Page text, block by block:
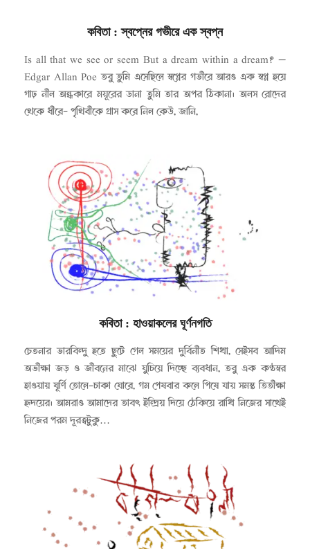
কবিতা: স্বপ্নের গভীরে এক স্বপ্ন
Is all that we see or seem But a dream within a dream? —
Edgar Allan Poe তবু তুমি এসেছিলে স্বপ্নের গভীরে আরও এক স্বপ্ন হয়ে
গাঢ় নীল অন্ধকারে ময়ূরের ডানা তুমি তার অপর ঠিকানা। অলস রোদের
থেকে ধীরে- পৃথিবীকে গ্রাস করে নিল কেউ, জানি,
কবিতা: হাওয়াকলের ঘূর্ণনগতি
চেতনার ভারবিন্দু হতে ছুটে গেল সময়ের দুর্বিনীত শিখা, সেইসব আদিম
অভীক্ষা জড় ও জীবনের মাঝে ঘুচিয়ে দিচ্ছে ব্যবধান, তবু এক কণ্ঠস্বর
হাওয়ায় ঘূর্ণি তোলে-চাকা ঘোরে, গম পেষবার কলে পিষে যায় সমস্ত তিতীক্ষা
হৃদয়ের। আমরাও আমাদের তাবৎ ইন্দ্রিয় দিয়ে ঠেকিয়ে রাখি নিজের সাথেই
নিজের পরম দূরত্বটুকু…